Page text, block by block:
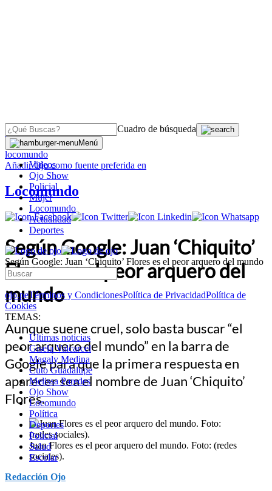
Cuadro de búsqueda
Menú
Videos
Ojo Show
Policial
Mujer
Locomundo
Actualidad
Deportes
Según Google: Juan ‘Chiquito’ Flores es el peor arquero del mundo
ojo.peTérminos y CondicionesPolítica de PrivacidadPolítica de
Cookies
TEMAS:
Últimas noticias
Gisela Valcarcel
Magaly Medina
Cuto Guadalupe
Melissa Paredes
Ojo Show
Locomundo
Política
Deportes
Policial
Salud
Escolar
OJO
locomundo
AñadirOjocomo fuente preferida en
Locomundo
Según Google: Juan ‘Chiquito’
Flores es el peor arquero del
mundo
Aunque suene cruel, solo basta buscar “el
peor arquero del mundo” en la barra de
Google para que la primera respuesta en
aparecer sea el nombre de Juan ‘Chiquito’
Flores.
Juan Flores es el peor arquero del mundo. Foto: (redes
sociales).
Redacción Ojo